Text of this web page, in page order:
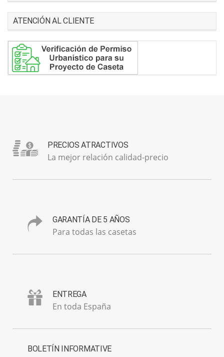
ATENCIÓN AL CLIENTE
PRECIOS ATRACTIVOS
La mejor relación calidad-precio
GARANTÍA DE 5 AÑOS
Para todas las casetas
ENTREGA
En toda España
BOLETÍN INFORMATIVE